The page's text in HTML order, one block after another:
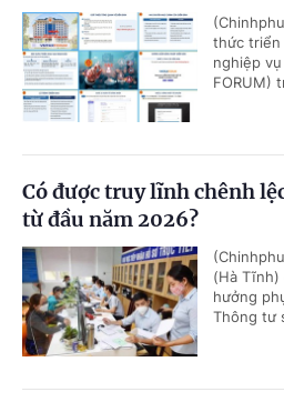
thức triển
nghiệp
FORUM)
Có được truy lĩnh chênh
từ đầu năm 2026?
(Hà Tĩnh)
hưởng
Thông tư